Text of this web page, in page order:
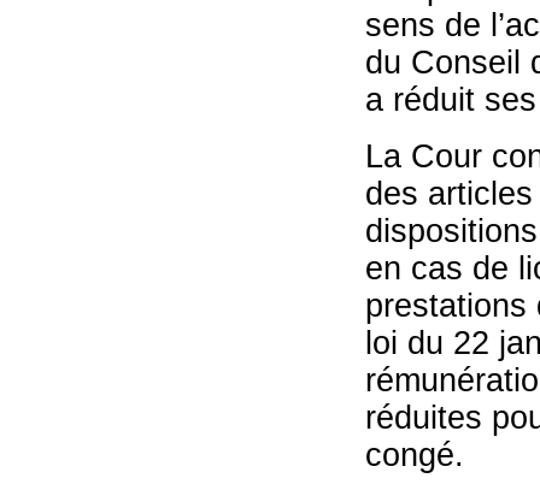
sens de
du Conseil
a réduit
La Cour
des
en cas de
prestations
loi du 22
réduites
congé.